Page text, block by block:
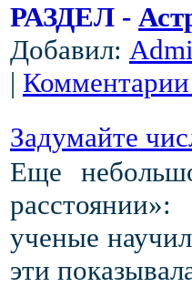
РАЗДЕЛ -
Добавил:
|
Задумайте
Еще
ученые
эти